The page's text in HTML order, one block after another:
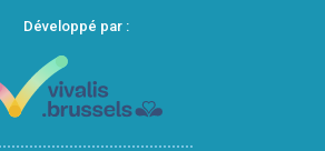
Développé par :